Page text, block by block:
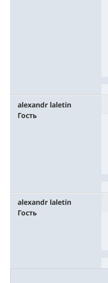
alexandr laletin
Гость
alexandr laletin
Гость